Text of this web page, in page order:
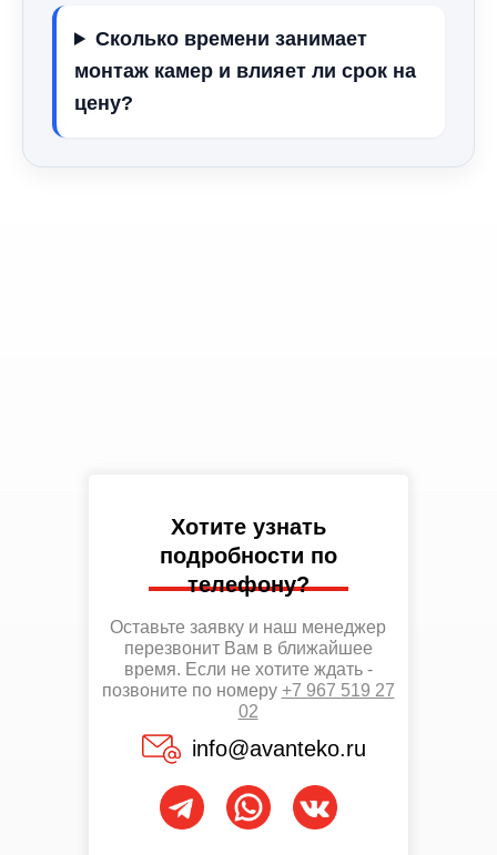
Сколько времени занимает
монтаж камер и влияет ли срок на
цену?
Хотите узнать
подробности по
телефону?
Оставьте заявку и наш менеджер
перезвонит Вам в ближайшее
время. Если не хотите ждать -
позвоните по номеру +7 967 519 27
02
info@avanteko.ru